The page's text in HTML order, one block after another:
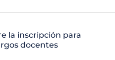
la inscripción para
docentes